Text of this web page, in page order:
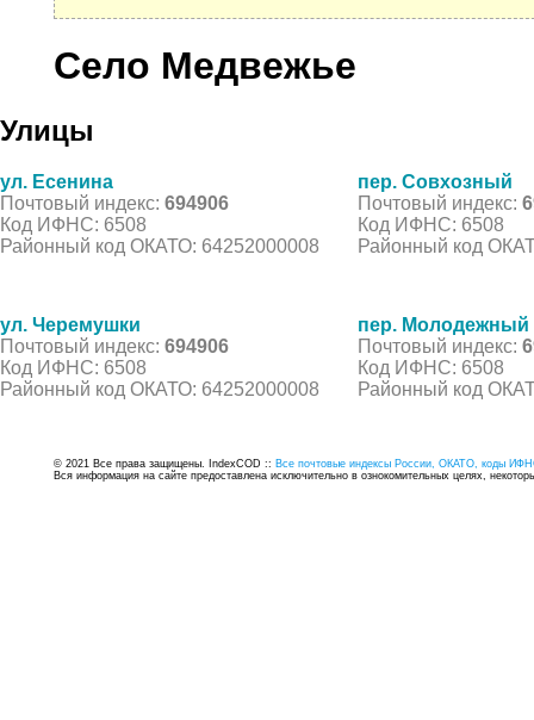
Село Медвежье
Улицы
ул. Есенина
Почтовый индекс: 694906
Код ИФНС: 6508
Районный код ОКАТО: 64252000008
пер. Совхозный
Почтовый индекс:
Код ИФНС: 6508
Районный код
ул. Черемушки
Почтовый индекс: 694906
Код ИФНС: 6508
Районный код ОКАТО: 64252000008
пер. Молодежный
Почтовый индекс:
Код ИФНС: 6508
Районный код
© 2021 Все права защищены. IndexCOD :: Все почтовые индексы России, ОКАТО, коды
Вся информация на сайте предоставлена исключительно в ознокомительных целях,